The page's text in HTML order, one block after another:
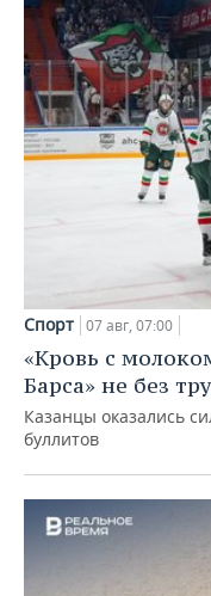
Спорт 07 авг, 07:00
«Кровь с
Барса» не без
Казанцы оказались
буллитов